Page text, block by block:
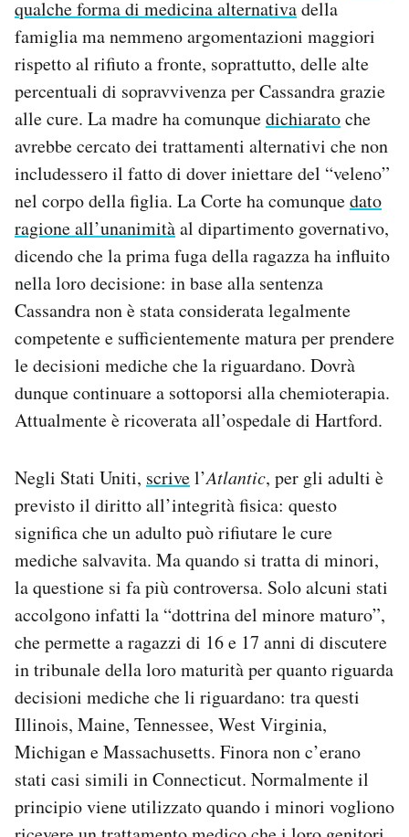
qualche forma di medicina alternativadella
famiglia ma nemmeno argomentazioni maggiori
rispetto al rifiuto a fronte, soprattutto, delle alte
percentuali di sopravvivenza per Cassandra grazie
alle cure. La madre ha comunquedichiaratoche
avrebbe cercato dei trattamenti alternativi che non
includessero il fatto di dover iniettare del “veleno”
nel corpo della figlia. La Corte ha comunquedato
ragione all’unanimitàal dipartimento governativo,
dicendo che la prima fuga della ragazza ha influito
nella loro decisione: in base alla sentenza
Cassandra non è stata considerata legalmente
competente e sufficientemente matura per prendere
le decisioni mediche che la riguardano. Dovrà
dunque continuare a sottoporsi alla chemioterapia.
Attualmente è ricoverata all’ospedale di Hartford.
Negli Stati Uniti, scrivel’Atlantic, per gli adulti è
previsto il diritto all’integrità fisica: questo
significa che un adulto può rifiutare le cure
mediche salvavita. Ma quando si tratta di minori,
la questione si fa più controversa. Solo alcuni stati
accolgono infatti la “dottrina del minore maturo”,
che permette a ragazzi di 16 e 17 anni di discutere
in tribunale della loro maturità per quanto riguarda
decisioni mediche che li riguardano: tra questi
Illinois, Maine, Tennessee, West Virginia,
Michigan e Massachusetts. Finora non c’erano
stati casi simili in Connecticut. Normalmente il
principio viene utilizzato quando i minori vogliono